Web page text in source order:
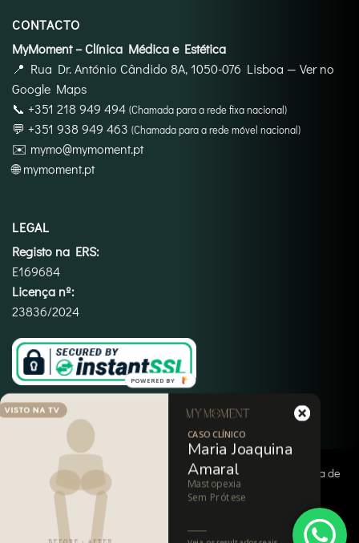
CONTACTO
MyMoment – Clínica Médica e Estética
📍 Rua Dr. António Cândido 8A, 1050-076 Lisboa — Ver no
Google Maps
📞 +351 218 949 494 (Chamada para a rede fixa nacional)
💬 +351 938 949 463 (Chamada para a rede móvel nacional)
✉️ mymo@mymoment.pt
🌐mymoment.pt
LEGAL
Registo na ERS:
E169684
Licença nº:
23836/2024
Copyright 2026 ©My Moment Termos e Condições
Política de
Privacidade
|Política de Cookies|Imprint
CASO CLÍNICO
Maria Joaquina
Amaral
Mastopexia
Sem Prótese